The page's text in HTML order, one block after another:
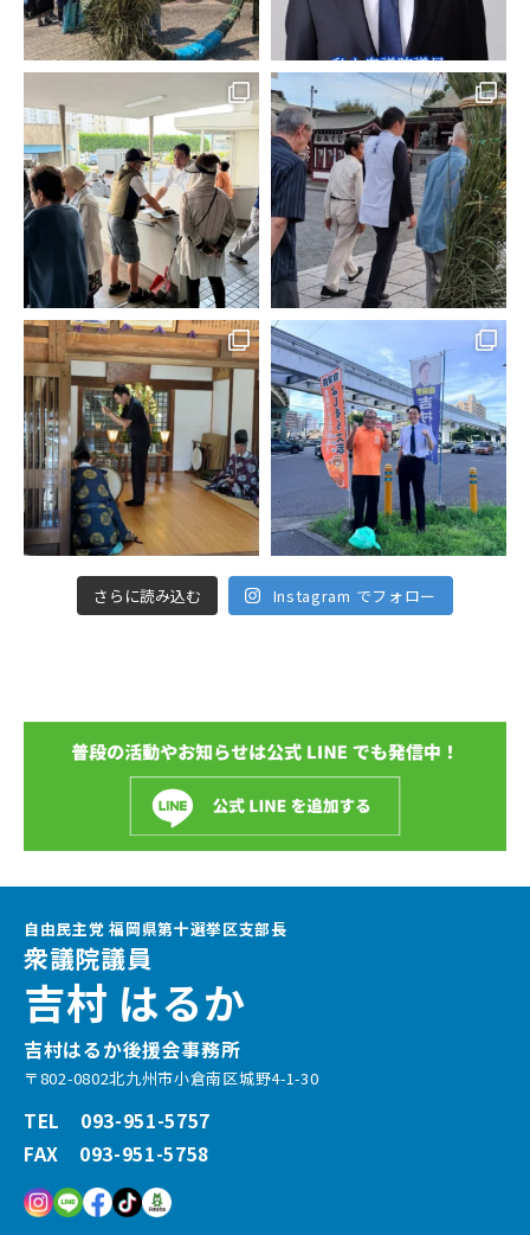
さらに読み込む Instagram でフォロー
自由民主党 福岡県第十選挙区支部長
衆議院議員
吉村 はるか
吉村はるか後援会事務所
〒802-0802北九州市小倉南区城野4-1-30
TEL 093-951-5757
FAX 093-951-5758